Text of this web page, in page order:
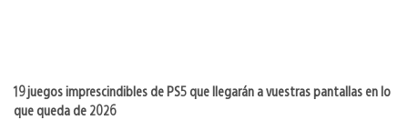
19 juegos imprescindibles de PS5 que llegarán a vuestras pantallas en lo
que queda de 2026